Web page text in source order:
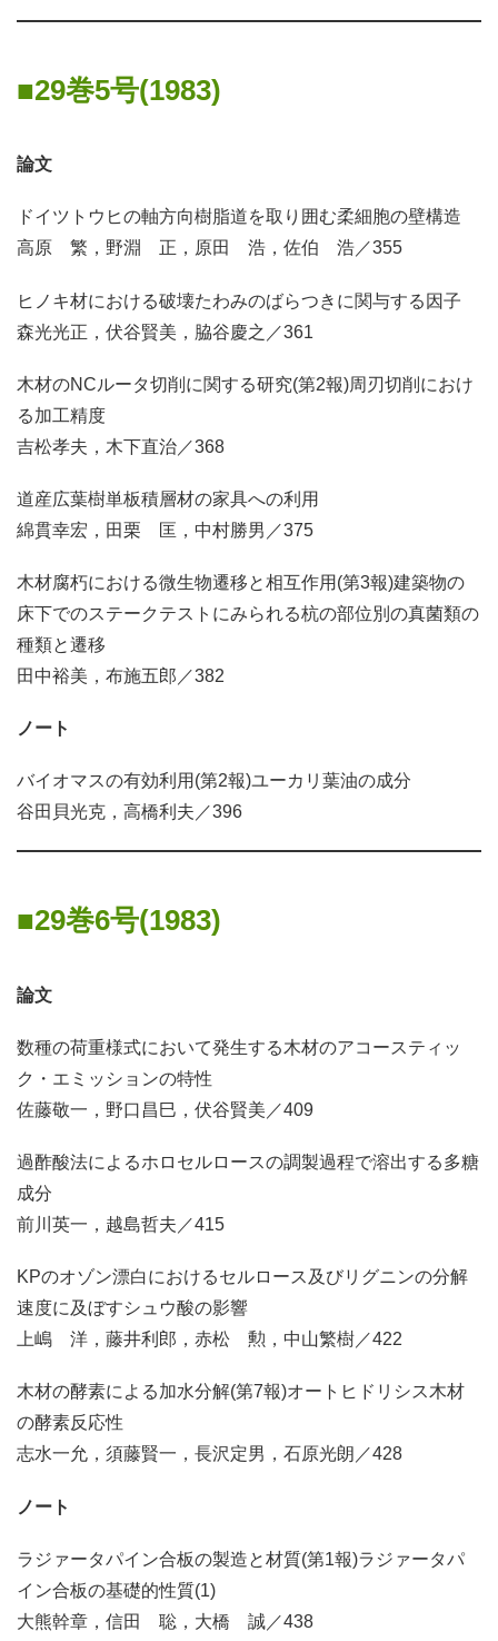
29巻5号(1983)
論文
ドイツトウヒの軸方向樹脂道を取り囲む柔細胞の壁構造
高原 繁，野淵 正，原田 浩，佐伯 浩／355
ヒノキ材における破壊たわみのばらつきに関与する因子
森光光正，伏谷賢美，脇谷慶之／361
木材のNCルータ切削に関する研究(第2報)周刃切削におけ
る加工精度
吉松孝夫，木下直治／368
道産広葉樹単板積層材の家具への利用
綿貫幸宏，田栗 匡，中村勝男／375
木材腐朽における微生物遷移と相互作用(第3報)建築物の
床下でのステークテストにみられる杭の部位別の真菌類の
種類と遷移
田中裕美，布施五郎／382
ノート
バイオマスの有効利用(第2報)ユーカリ葉油の成分
谷田貝光克，高橋利夫／396
29巻6号(1983)
論文
数種の荷重様式において発生する木材のアコースティッ
ク・エミッションの特性
佐藤敬一，野口昌巳，伏谷賢美／409
過酢酸法によるホロセルロースの調製過程で溶出する多糖
成分
前川英一，越島哲夫／415
KPのオゾン漂白におけるセルロース及びリグニンの分解
速度に及ぼすシュウ酸の影響
上嶋 洋，藤井利郎，赤松 勲，中山繁樹／422
木材の酵素による加水分解(第7報)オートヒドリシス木材
の酵素反応性
志水一允，須藤賢一，長沢定男，石原光朗／428
ノート
ラジァータパイン合板の製造と材質(第1報)ラジァータパ
イン合板の基礎的性質(1)
大熊幹章，信田 聡，大橋 誠／438